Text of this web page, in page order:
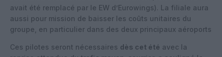
avait été remplacé par le EW d’Eurowings). La filiale aura
aussi pour mission de baisser les coûts unitaires du
groupe, en particulier dans des deux principaux aéroports
Ces pilotes seront nécessaires dès cet été avec la